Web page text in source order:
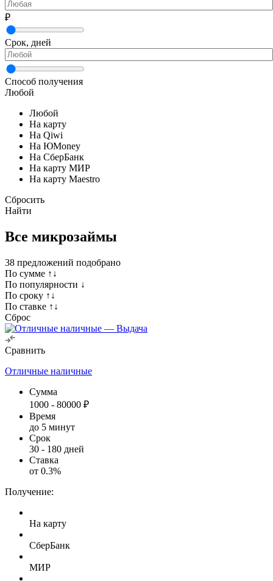
₽
Срок, дней
Способ получения
Любой
Любой
На карту
На Qiwi
На ЮMoney
На СберБанк
На карту МИР
На карту Maestro
Сбросить
Найти
Все микрозаймы
38 предложений подобрано
По сумме ↑↓
По популярности ↓
По сроку ↑↓
По ставке ↑↓
Сброс
Сравнить
Отличные наличные
Сумма
1000 - 80000 ₽
Время
до 5 минут
Срок
30 - 180 дней
Ставка
от 0.3%
Получение:
На карту
СберБанк
МИР